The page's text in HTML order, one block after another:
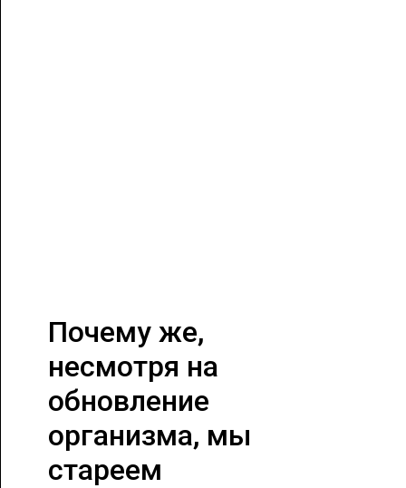
Почему же,
несмотря на
обновление
организма, мы
стареем